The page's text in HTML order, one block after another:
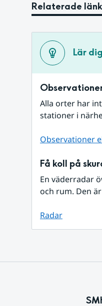
Relaterade
Lär
Alla orter har
stationer i
Observationer
Få koll på
En väderradar
och rum. Den
Radar